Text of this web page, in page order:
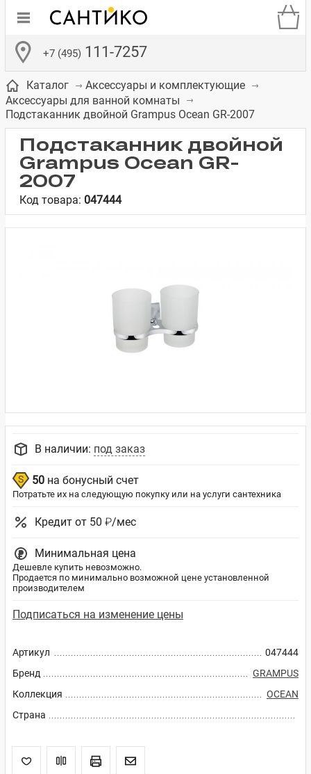
+7 (495) 111-7257
Бачки для
унитазов
Смесители для
встраиваемых
систем
Зеркало-шкаф
Каталог
Аксессуары и комплектующие
Аксессуары для ванной комнаты
Подстаканник двойной Grampus Ocean GR-2007
Подстаканник двойной
Grampus Ocean GR-
2007
Код товара: 047444
Артикул
047444
Бренд
GRAMPUS
Коллекция
OCEAN
Страна
В наличии: под заказ
50 на бонусный счет
Потратьте их на следующую покупку или на услуги сантехника
Кредит от 50 ₽/мес
Минимальная цена
Дешевле купить невозможно.
Продается по минимально возможной цене установленной
производителем
Подписаться на изменение цены